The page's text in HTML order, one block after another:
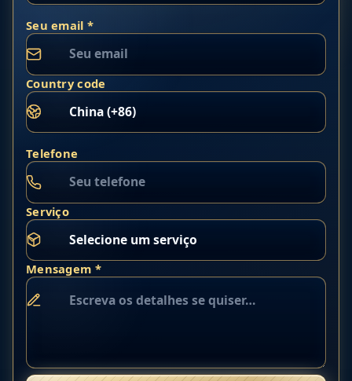
Seu email *
Country code
Telefone
Serviço
Mensagem *